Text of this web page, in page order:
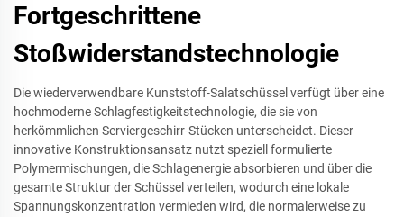
Fortgeschrittene
Stoßwiderstandstechnologie
Die wiederverwendbare Kunststoff-Salatschüssel verfügt über eine
hochmoderne Schlagfestigkeitstechnologie, die sie von
herkömmlichen Serviergeschirr-Stücken unterscheidet. Dieser
innovative Konstruktionsansatz nutzt speziell formulierte
Polymermischungen, die Schlagenergie absorbieren und über die
gesamte Struktur der Schüssel verteilen, wodurch eine lokale
Spannungskonzentration vermieden wird, die normalerweise zu